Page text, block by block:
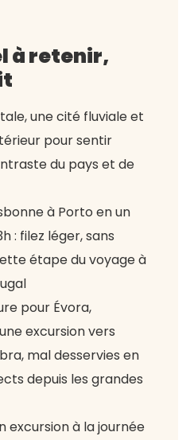
à retenir,
une cité fluviale et
pour sentir
du pays et de
à Porto en un
: filez léger, sans
étape du voyage à
pour Évora,
excursion vers
mal desservies en
depuis les grandes
excursion à la journée